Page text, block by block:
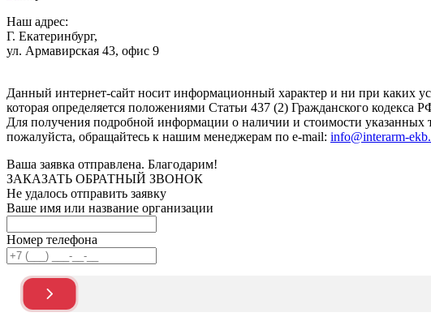
Наш адрес:
Г. Екатеринбург,
ул. Армавирская 43, офис 9
Данный интернет-сайт носит информационный характер и ни при каких
которая определяется положениями Статьи 437 (2) Гражданского кодекса
Для получения подробной информации о наличии и стоимости указанных
пожалуйста, обращайтесь к нашим менеджерам по e-mail: info@interarm-
Ваша заявка отправлена. Благодарим!
ЗАКАЗАТЬ ОБРАТНЫЙ ЗВОНОК
Не удалось отправить заявку
Ваше имя или название организации
Номер телефона